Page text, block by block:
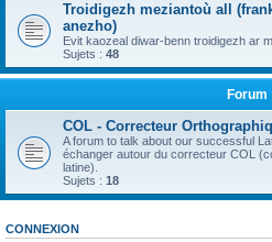
Troidigezh meziantoù all
anezho)
Evit kaozeal diwar-benn troidigezh ar
Sujets : 48
Forum
COL - Correcteur
A forum to talk about our successful
échanger autour du correcteur COL
latine).
Sujets : 18
CONNEXION